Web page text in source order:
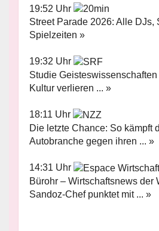
19:52 Uhr
Street Parade 2026: Alle DJs,
Spielzeiten »
19:32 Uhr
Studie
Kultur verlieren ... »
18:11 Uhr
Die letzte Chance: So kämpft
Autobranche gegen ihren ... »
14:31 Uhr
Bürohr – Wirtschaftsnews der
Sandoz-Chef punktet mit ... »